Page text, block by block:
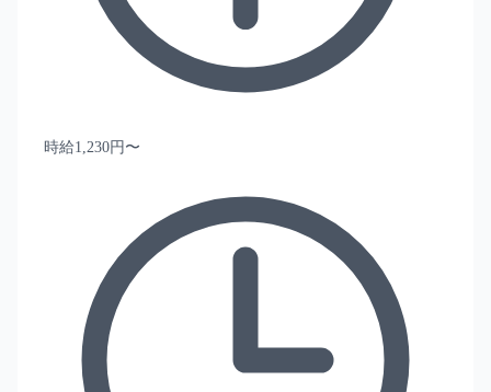
時給1,230円〜